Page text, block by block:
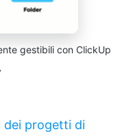
gestibili con ClickUp
dei progetti di